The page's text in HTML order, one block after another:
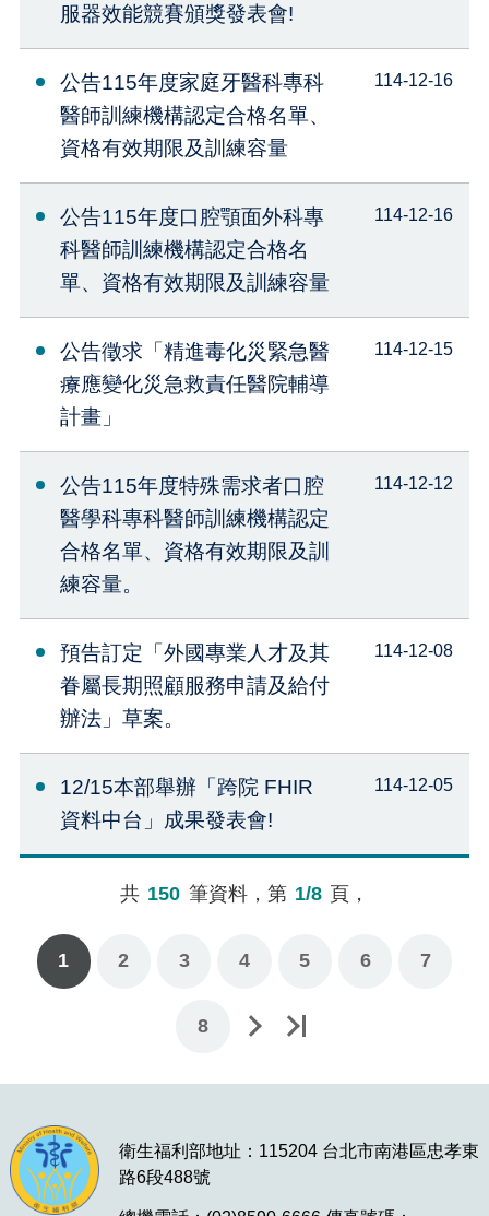
服器效能競賽頒獎發表會!
公告115年度家庭牙醫科專科
醫師訓練機構認定合格名單、
資格有效期限及訓練容量
114-12-16
公告115年度口腔顎面外科專
科醫師訓練機構認定合格名
單、資格有效期限及訓練容量
114-12-16
公告徵求「精進毒化災緊急醫
療應變化災急救責任醫院輔導
計畫」
114-12-15
公告115年度特殊需求者口腔
醫學科專科醫師訓練機構認定
合格名單、資格有效期限及訓
練容量。
114-12-12
預告訂定「外國專業人才及其
眷屬長期照顧服務申請及給付
辦法」草案。
114-12-08
12/15本部舉辦「跨院 FHIR
資料中台」成果發表會!
114-12-05
共 150 筆資料，第 1/8 頁，
1 2 3 4 5 6 7
8
衛生福利部地址：115204 台北市南港區忠孝東
路6段488號